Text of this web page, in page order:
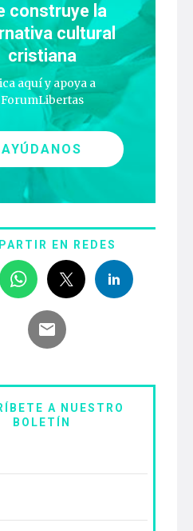
construye la
cultural
cristiana
aquí y apoya a
ForumLibertas
AYÚDANOS
EN REDES
A NUESTRO
BOLETÍN